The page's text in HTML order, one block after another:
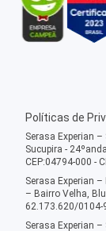
Políticas de
Serasa Experian
Sucupira -
CEP:04794-000 -
Serasa Experian
– Bairro Velha,
62.173.620/0104-
Serasa Experian